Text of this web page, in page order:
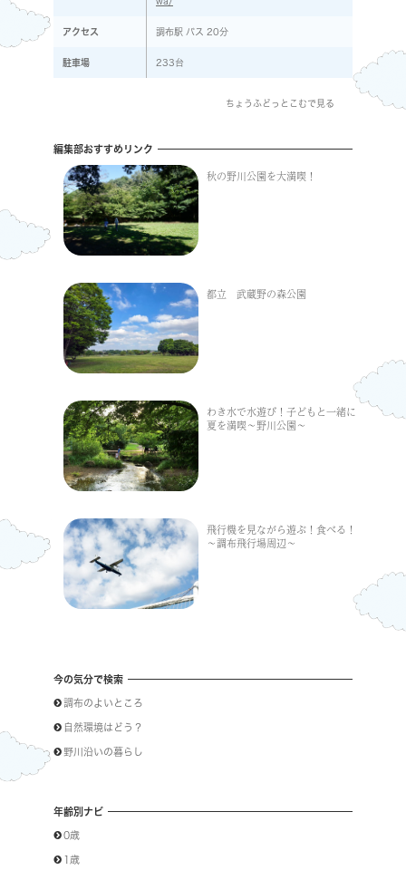
アクセス 調布駅 バス 20分
駐車場 233台
ちょうふどっとこむで見る
編集部おすすめリンク
秋の野川公園を大満喫！
都立 武蔵野の森公園
わき水で水遊び！子どもと一緒に
夏を満喫～野川公園～
飛行機を見ながら遊ぶ！食べる！
～調布飛行場周辺～
今の気分で検索
調布のよいところ
自然環境はどう？
野川沿いの暮らし
年齢別ナビ
0歳
1歳